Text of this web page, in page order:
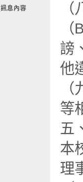
訊息內容
謗
他
等
五
本
理